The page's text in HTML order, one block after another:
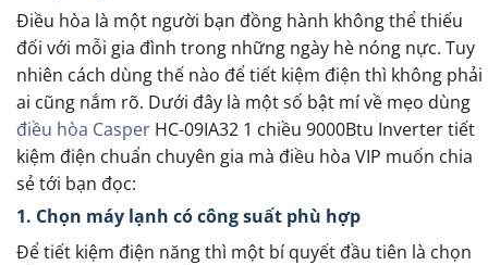
Điều hòa là một người bạn đồng hành không thể thiếu
đối với mỗi gia đình trong những ngày hè nóng nực. Tuy
nhiên cách dùng thế nào để tiết kiệm điện thì không phải
ai cũng nắm rõ. Dưới đây là một số bật mí về mẹo dùng
điều hòa Casper HC-09IA32 1 chiều 9000Btu Inverter tiết
kiệm điện chuẩn chuyên gia mà điều hòa VIP muốn chia
sẻ tới bạn đọc:
1. Chọn máy lạnh có công suất phù hợp
Để tiết kiệm điện năng thì một bí quyết đầu tiên là chọn